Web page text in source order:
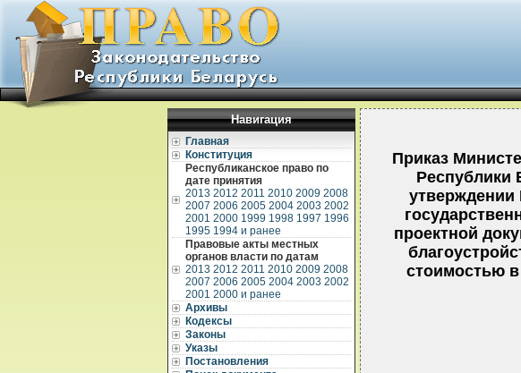
Навигация
Главная
Конституция
Республиканское право по
дате принятия
2013 2012 2011 2010 2009 2008
2007 2006 2005 2004 2003 2002
2001 2000 1999 1998 1997 1996
1995 1994 и ранее
Правовые акты местных
органов власти по датам
2013 2012 2011 2010 2009 2008
2007 2006 2005 2004 2003 2002
2001 2000 и ранее
Архивы
Кодексы
Законы
Указы
Постановления
Приказ
Республики
утверждении
проектной
стоимостью